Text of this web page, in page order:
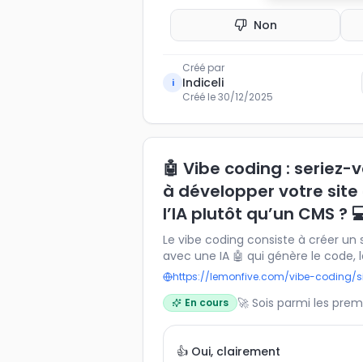
Non
i
Créé par
Indiceli
Créé le30/12/2025
🤖 Vibe coding : seriez-
à développer votre site
l’IA plutôt qu’un CMS ?
Le vibe coding consiste à créer un
avec une IA 🤖 qui génère le code,
fonctionnalités à la demande.
classiques comme WordPress ou
implique aussi une nouvelle
digital. Seriez-vous prêt à adopter
créer un site web ? 🌐✨
https://lemonfive.com/vibe-coding/
En cours
🚀 Sois parmi les
👍 Oui, clairement